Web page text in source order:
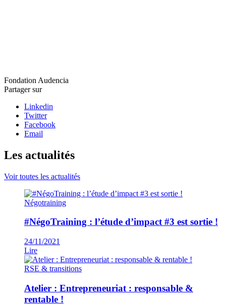
Fondation Audencia
Partager sur
Linkedin
Twitter
Facebook
Email
Les actualités
Voir toutes les actualités
Négotraining
#NégoTraining : l’étude d’impact #3 est sortie !
24/11/2021
Lire
RSE & transitions
Atelier : Entrepreneuriat : responsable &
rentable !